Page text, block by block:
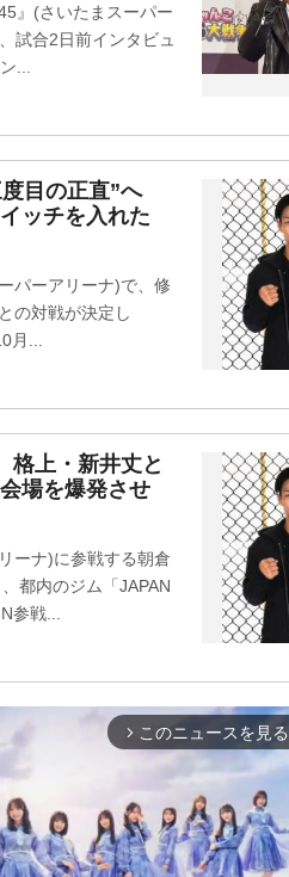
』(さいたまスーパー
試合2日前インタビュ
...
目の正直”へ
ッチを入れた
パーアリーナ)で、修
の対戦が決定し
月...
格上・新井丈と
場を爆発させ
ーナ)に参戦する朝倉
都内のジム「JAPAN
参戦...
arrow_forward_ios このニュースを見る